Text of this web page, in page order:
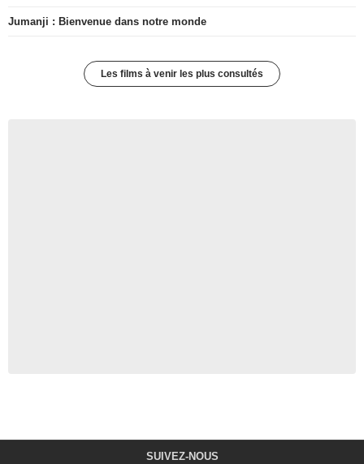
Jumanji : Bienvenue dans notre monde
Les films à venir les plus consultés
SUIVEZ-NOUS